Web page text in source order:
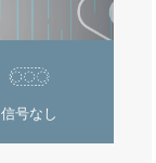
信号なし